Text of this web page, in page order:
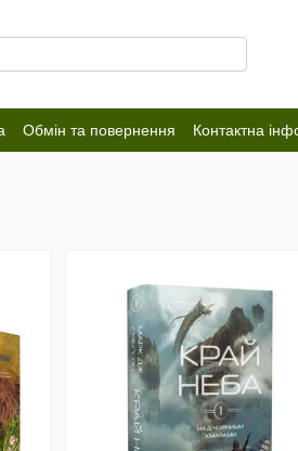
Обмін та повернення Контактна